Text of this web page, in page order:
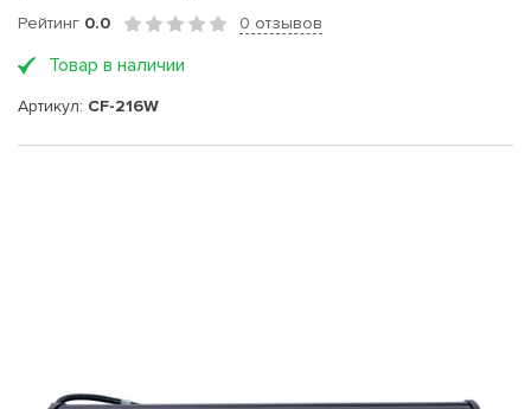
Рейтинг 0.0 0 отзывов
Товар в наличии
Артикул: CF-216W